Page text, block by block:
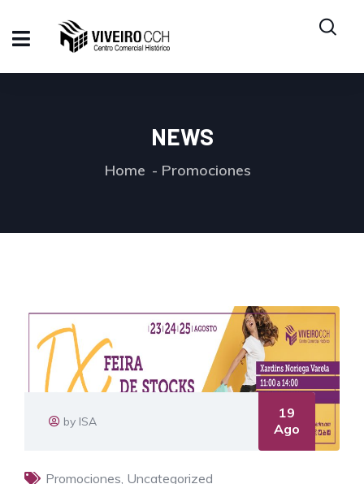
NEWS
Home Promociones
by ISA
19
Ago
Promociones, Uncategorized